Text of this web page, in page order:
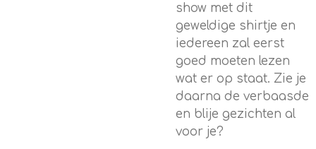
show met dit
geweldige shirtje en
iedereen zal eerst
goed moeten lezen
wat er op staat. Zie je
daarna de verbaasde
en blije gezichten al
voor je?